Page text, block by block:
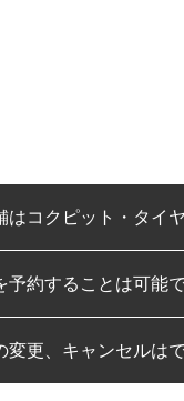
はコクピット・タイ
イヤ館のみとなりま
予約することは可能
ご予約は可能です。
変更、キャンセルは